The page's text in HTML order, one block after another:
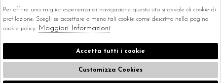
CORRIERI
Per offrire una miglior esperienza di navigazione questo sito si avvale di cookie di
profilazione. Scegli se accettare o meno tali cookie come descritto nella pagina
cookie policy. Maggiori Informazioni
Accetta tutti i cookie
Customizza Cookies